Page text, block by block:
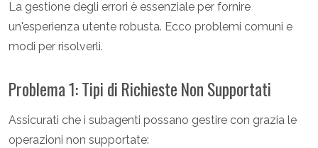
La gestione degli errori è essenziale per fornire
un'esperienza utente robusta. Ecco problemi comuni e
modi per risolverli.
Problema 1: Tipi di Richieste Non Supportati
Assicurati che i subagenti possano gestire con grazia le
operazioni non supportate: